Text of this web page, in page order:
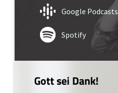
Google Podcasts
Spotify
Gott sei Dank!